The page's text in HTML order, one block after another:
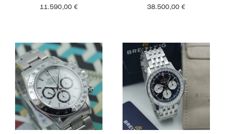
11.590,00 €
38.500,00 €